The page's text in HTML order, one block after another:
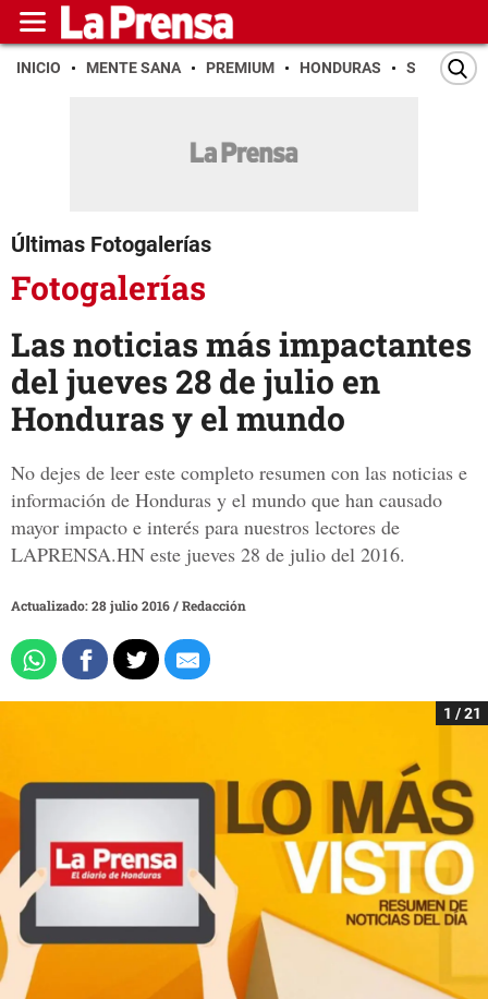
INICIO MENTE SANA PREMIUM HONDURAS SAN PEDRO
Últimas Fotogalerías
Fotogalerías
Las noticias más impactantes
del jueves 28 de julio en
Honduras y el mundo
No dejes de leer este completo resumen con las noticias e
información de Honduras y el mundo que han causado
mayor impacto e interés para nuestros lectores de
LAPRENSA.HN este jueves 28 de julio del 2016.
Actualizado: 28 julio 2016/Redacción
1 / 21